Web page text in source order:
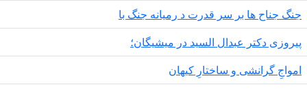
جناح ها بر سر قدرت د رمیانە جنگ با
دکتر عبدال السید در میشیگان؛
گرانشی و ساختارِ کیهان